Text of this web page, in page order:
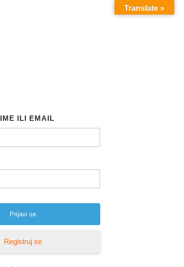
ILI EMAIL
Registruj se
Translate »